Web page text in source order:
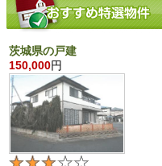
茨城県の戸建
150,000円